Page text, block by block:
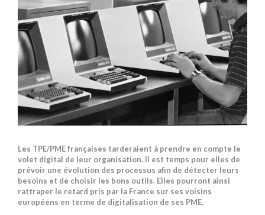
Les TPE/PME françaises tarderaient à prendre en compte le
volet digital de leur organisation. Il est temps pour elles de
prévoir une évolution des processus afin de détecter leurs
besoins et de choisir les bons outils. Elles pourront ainsi
rattraper le retard pris par la France sur ses voisins
européens en terme de digitalisation de ses PME.